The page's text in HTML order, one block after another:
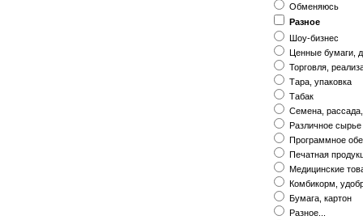
Обменяюсь
Разное
Шоу-бизнес
Ценные бумаги,
Торговля,
Тара, упаковка
Табак
Семена,
Различное
Программное
Печатная
Медицинские
Комбикорм,
Бумага, картон
Разное...